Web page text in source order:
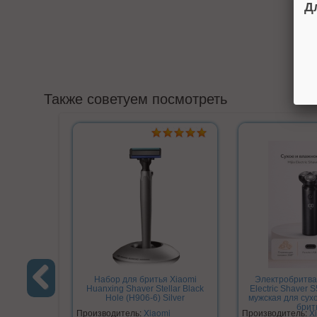
Также советуем посмотреть
Набор для бритья Xiaomi
Huanxing Shaver Stellar Black
Hole (H906-6) Silver
Производитель: Xiaomi
Electric Shaver
мужская для
Производитель: